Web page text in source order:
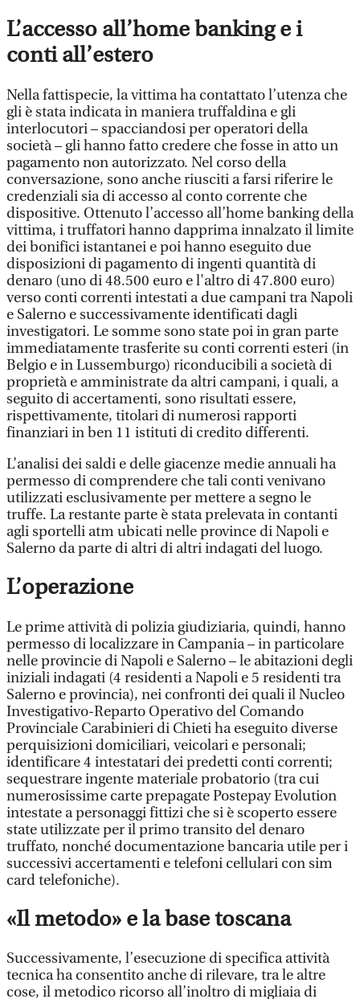
L’accesso all’home banking e i
conti all’estero
Nella fattispecie, la vittima ha contattato l’utenza che
gli è stata indicata in maniera truffaldina e gli
interlocutori – spacciandosi per operatori della
società – gli hanno fatto credere che fosse in atto un
pagamento non autorizzato. Nel corso della
conversazione, sono anche riusciti a farsi riferire le
credenziali sia di accesso al conto corrente che
dispositive. Ottenuto l’accesso all’home banking della
vittima, i truffatori hanno dapprima innalzato il limite
dei bonifici istantanei e poi hanno eseguito due
disposizioni di pagamento di ingenti quantità di
denaro (uno di 48.500 euro e l'altro di 47.800 euro)
verso conti correnti intestati a due campani tra Napoli
e Salerno e successivamente identificati dagli
investigatori. Le somme sono state poi in gran parte
immediatamente trasferite su conti correnti esteri (in
Belgio e in Lussemburgo) riconducibili a società di
proprietà e amministrate da altri campani, i quali, a
seguito di accertamenti, sono risultati essere,
rispettivamente, titolari di numerosi rapporti
finanziari in ben 11 istituti di credito differenti.
L’analisi dei saldi e delle giacenze medie annuali ha
permesso di comprendere che tali conti venivano
utilizzati esclusivamente per mettere a segno le
truffe. La restante parte è stata prelevata in contanti
agli sportelli atm ubicati nelle province di Napoli e
Salerno da parte di altri di altri indagati del luogo.
L’operazione
Le prime attività di polizia giudiziaria, quindi, hanno
permesso di localizzare in Campania – in particolare
nelle provincie di Napoli e Salerno – le abitazioni degli
iniziali indagati (4 residenti a Napoli e 5 residenti tra
Salerno e provincia), nei confronti dei quali il Nucleo
Investigativo-Reparto Operativo del Comando
Provinciale Carabinieri di Chieti ha eseguito diverse
perquisizioni domiciliari, veicolari e personali;
identificare 4 intestatari dei predetti conti correnti;
sequestrare ingente materiale probatorio (tra cui
numerosissime carte prepagate Postepay Evolution
intestate a personaggi fittizi che si è scoperto essere
state utilizzate per il primo transito del denaro
truffato, nonché documentazione bancaria utile per i
successivi accertamenti e telefoni cellulari con sim
card telefoniche).
«Il metodo» e la base toscana
Successivamente, l’esecuzione di specifica attività
tecnica ha consentito anche di rilevare, tra le altre
cose, il metodico ricorso all’inoltro di migliaia di